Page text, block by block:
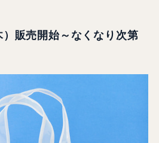
販売開始～なくなり次第